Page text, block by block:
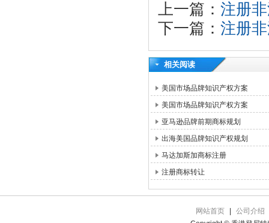
上一篇： 注册
下一篇： 注册
相关阅读
美国市场品牌知识产权方案
美国市场品牌知识产权方案
亚马逊品牌前期商标规划
出海美国品牌知识产权规划
马达加斯加商标注册
注册商标转让
网站首页
公司介绍